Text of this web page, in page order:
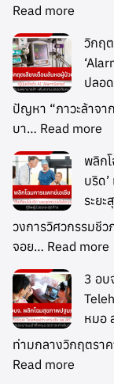
Read more
วิกฤ
ปลอ
ปัญหา “ภาวะล้าจา
บา… Read more
พลิก
บริด
ระยะ
วงการวิศวกรรมชี
จอย… Read more
3 อบ
หมอ
ท่ามกลางวิกฤตรา
Read more